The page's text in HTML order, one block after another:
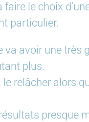
le choix
particulier.
avoir une très
plus.
relâcher alors
presque